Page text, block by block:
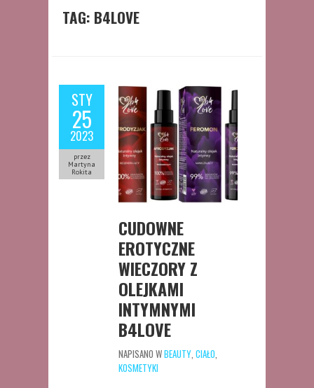
TAG: B4LOVE
STY
25
2023
przez
Martyna
Rokita
CUDOWNE
EROTYCZNE
WIECZORY Z
OLEJKAMI
INTYMNYMI
B4LOVE
NAPISANO WBEAUTY CIAŁO
KOSMETYKI